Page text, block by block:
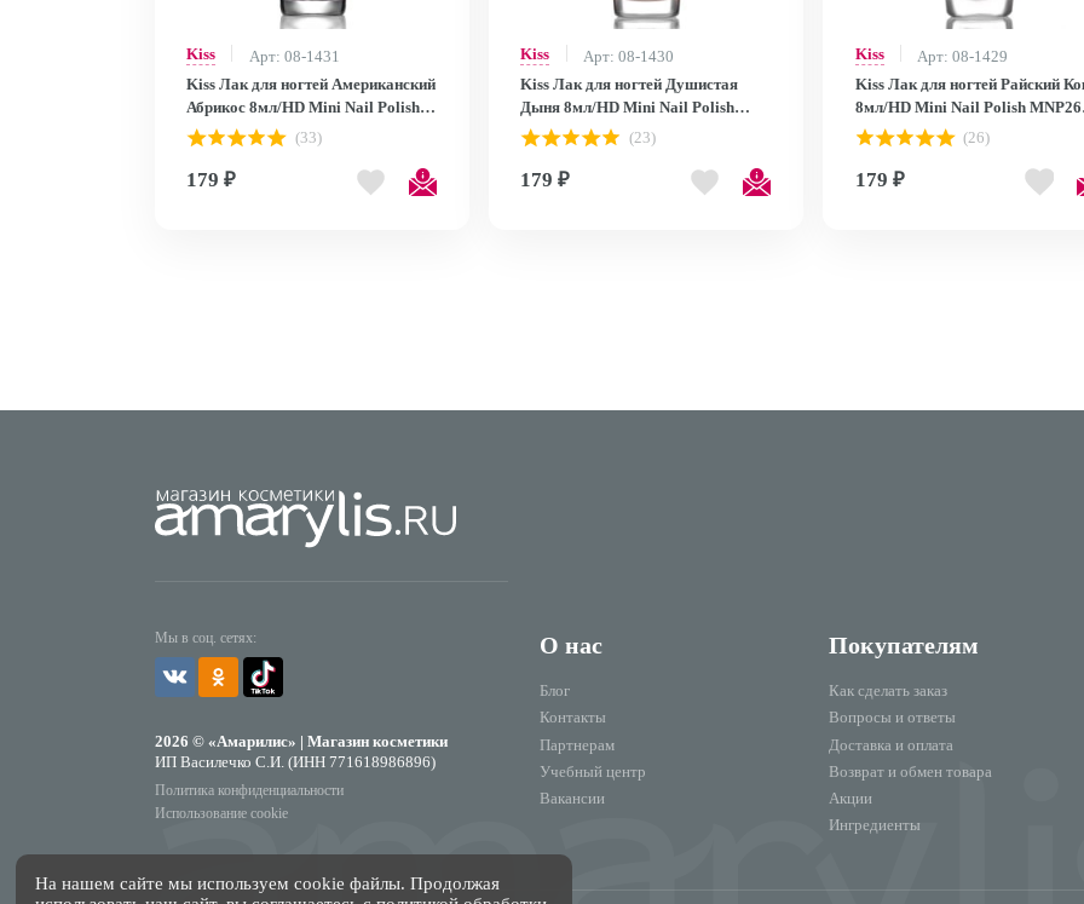
Kiss
Арт: 08-1431
Kiss Лак для ногтей Американский
Абрикос 8мл/HD Mini Nail Polish
MNP28
(33)
179 ₽
Kiss
Арт: 08-1430
Kiss Лак для ногтей Душистая
Дыня 8мл/HD Mini Nail Polish
MNP27
(23)
179 ₽
Kiss
Арт: 08-1429
Kiss Лак для ногтей Райский
8мл/HD Mini Nail Polish MNP26
MNP26
(26)
179 ₽
Мы в соц. сетях:
2026 © «Амарилис» | Магазин косметики
ИП Василечко С.И. (ИНН 771618986896)
Политика конфиденциальности
Использование cookie
О нас
Блог
Контакты
Партнерам
Учебный центр
Вакансии
Покупателям
Как сделать заказ
Вопросы и ответы
Доставка и оплата
Возврат и обмен товара
Акции
Ингредиенты
На нашем сайте мы используем cookie файлы. Продолжая